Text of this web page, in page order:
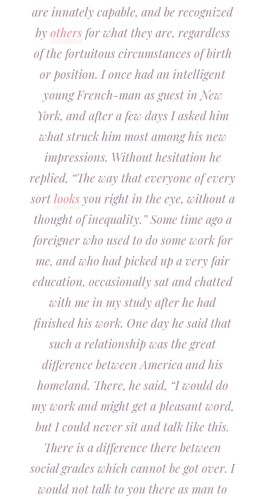
are innately capable, and be recognized
by othersfor what they are, regardless
of the fortuitous circumstances of birth
or position. I once had an intelligent
young French-man as guest in New
York, and after a few days I asked him
what struck him most among his new
impressions. Without hesitation he
replied, “The way that everyone of every
sortlooksyou right in the eye, without a
thought of inequality.” Some time ago a
foreigner who used to do some work for
me, and who had picked up a very fair
education, occasionally sat and chatted
with me in my study after he had
finished his work. One day he said that
such a relationship was the great
difference between America and his
homeland. There, he said, “I would do
my work and might get a pleasant word,
but I could never sit and talk like this.
There is a difference there between
social grades which cannot be got over. I
would not talk to you there as man to